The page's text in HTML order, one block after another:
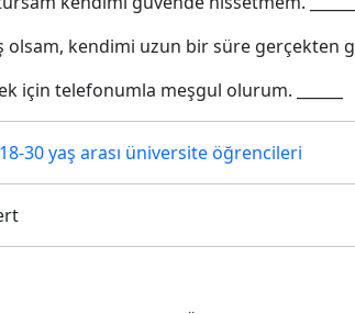
kendimi uzun bir süre gerçekten
için telefonumla meşgul olurum. ______
18-30 yaş arası üniversite öğrencileri